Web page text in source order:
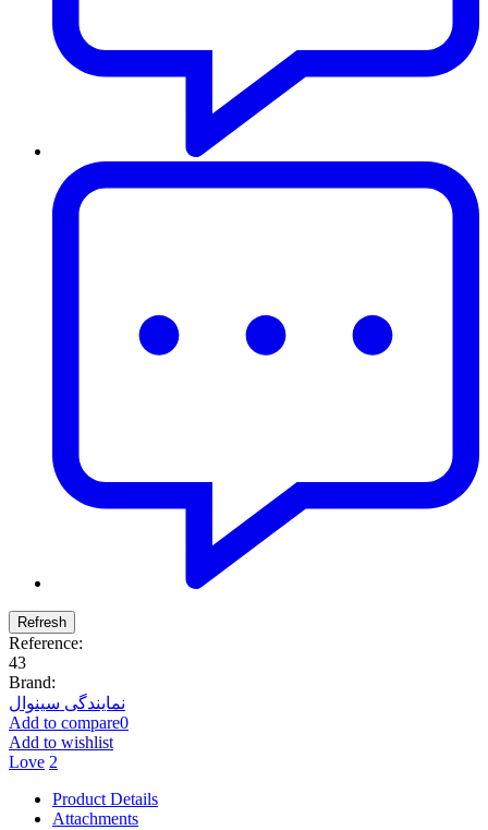
Reference:
43
Brand:
نمایندگی سینوال
Add to compare0
Add to wishlist
Love 2
Product Details
Attachments